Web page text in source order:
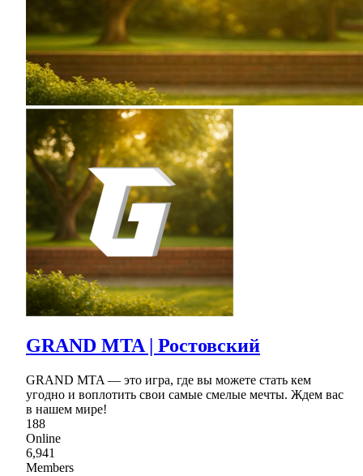
GRAND MTA | Ростовский
GRAND MTA — это игра, где вы можете стать кем
угодно и воплотить свои самые смелые мечты. Ждем вас
в нашем мире!
188
Online
6,941
Members